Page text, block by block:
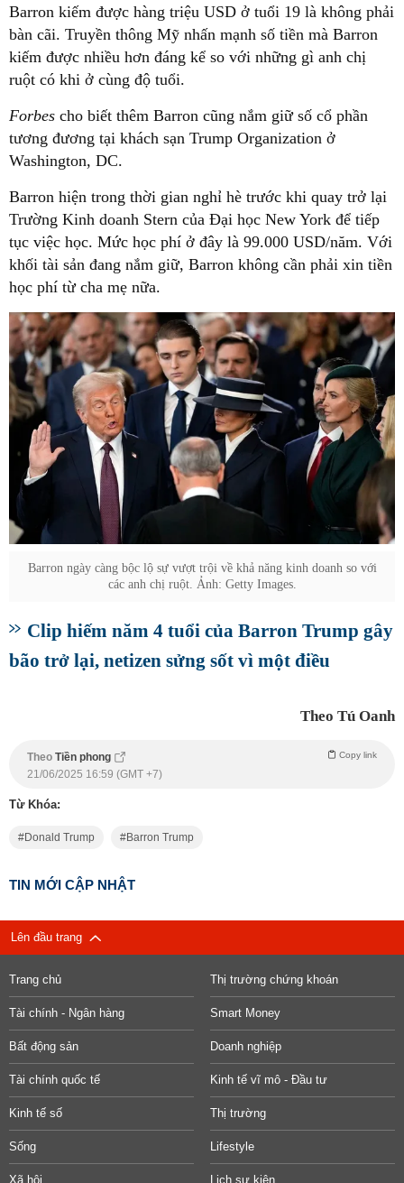
Barron kiếm được hàng triệu USD ở tuổi 19 là không phải
bàn cãi. Truyền thông Mỹ nhấn mạnh số tiền mà Barron
kiếm được nhiều hơn đáng kể so với những gì anh chị
ruột có khi ở cùng độ tuổi.
Forbes cho biết thêm Barron cũng nắm giữ số cổ phần
tương đương tại khách sạn Trump Organization ở
Washington, DC.
Barron hiện trong thời gian nghỉ hè trước khi quay trở lại
Trường Kinh doanh Stern của Đại học New York để tiếp
tục việc học. Mức học phí ở đây là 99.000 USD/năm. Với
khối tài sản đang nắm giữ, Barron không cần phải xin tiền
học phí từ cha mẹ nữa.
Barron ngày càng bộc lộ sự vượt trội về khả năng kinh doanh so với
các anh chị ruột. Ảnh: Getty Images.
Clip hiếm năm 4 tuổi của Barron Trump gây
bão trở lại, netizen sửng sốt vì một điều
Theo Tú Oanh
Theo Tiền phong Copy link
21/06/2025 16:59 (GMT +7)
Từ Khóa:
Donald Trump Barron Trump
TIN MỚI CẬP NHẬT
Lên đầu trang
Trang chủ Thị trường chứng khoán
Tài chính - Ngân hàng Smart Money
Bất động sản Doanh nghiệp
Tài chính quốc tế Kinh tế vĩ mô - Đầu tư
Kinh tế số Thị trường
Sống Lifestyle
Xã hội Lịch sự kiện